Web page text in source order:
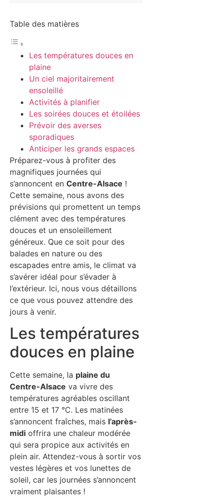
Table des matières
Les températures douces en
plaine
Un ciel majoritairement
ensoleillé
Activités à planifier
Les soirées douces et étoilées
Prévoir des averses
sporadiques
Anticiper les grands espaces
Préparez-vous à profiter des
magnifiques journées qui
s’annoncent en Centre-Alsace !
Cette semaine, nous avons des
prévisions qui promettent un temps
clément avec des températures
douces et un ensoleillement
généreux. Que ce soit pour des
balades en nature ou des
escapades entre amis, le climat va
s’avérer idéal pour s’évader à
l’extérieur. Ici, nous vous détaillons
ce que vous pouvez attendre des
jours à venir.
Les températures
douces en plaine
Cette semaine, la plaine du
Centre-Alsace va vivre des
températures agréables oscillant
entre 15 et 17 °C. Les matinées
s’annoncent fraîches, mais l’après-
midi offrira une chaleur modérée
qui sera propice aux activités en
plein air. Attendez-vous à sortir vos
vestes légères et vos lunettes de
soleil, car les journées s’annoncent
vraiment plaisantes !